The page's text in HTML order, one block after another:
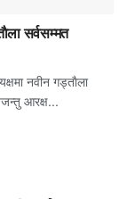
सर्वसम्मत
नवीन गड्ताैला
आरक्ष...